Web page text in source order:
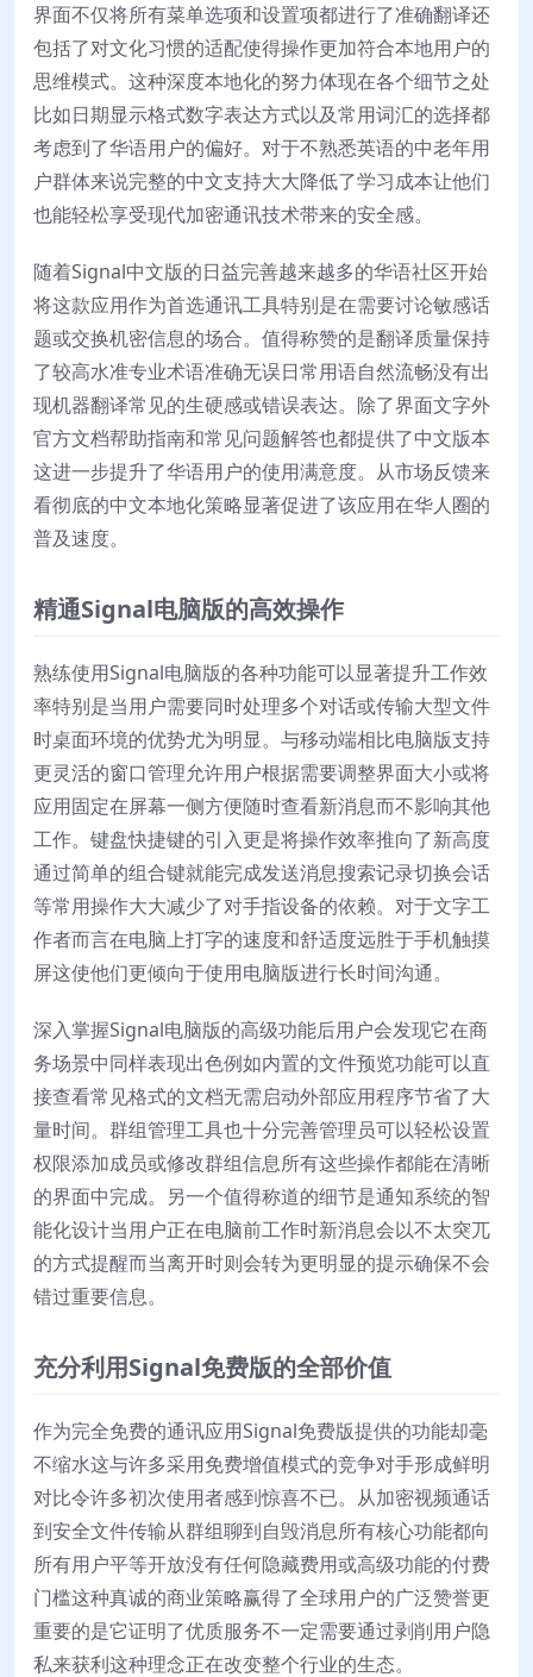
界面不仅将所有菜单选项和设置项都进行了准确翻译还
包括了对文化习惯的适配使得操作更加符合本地用户的
思维模式。这种深度本地化的努力体现在各个细节之处
比如日期显示格式数字表达方式以及常用词汇的选择都
考虑到了华语用户的偏好。对于不熟悉英语的中老年用
户群体来说完整的中文支持大大降低了学习成本让他们
也能轻松享受现代加密通讯技术带来的安全感。
随着Signal中文版的日益完善越来越多的华语社区开始
将这款应用作为首选通讯工具特别是在需要讨论敏感话
题或交换机密信息的场合。值得称赞的是翻译质量保持
了较高水准专业术语准确无误日常用语自然流畅没有出
现机器翻译常见的生硬感或错误表达。除了界面文字外
官方文档帮助指南和常见问题解答也都提供了中文版本
这进一步提升了华语用户的使用满意度。从市场反馈来
看彻底的中文本地化策略显著促进了该应用在华人圈的
普及速度。
精通Signal电脑版的高效操作
熟练使用Signal电脑版的各种功能可以显著提升工作效
率特别是当用户需要同时处理多个对话或传输大型文件
时桌面环境的优势尤为明显。与移动端相比电脑版支持
更灵活的窗口管理允许用户根据需要调整界面大小或将
应用固定在屏幕一侧方便随时查看新消息而不影响其他
工作。键盘快捷键的引入更是将操作效率推向了新高度
通过简单的组合键就能完成发送消息搜索记录切换会话
等常用操作大大减少了对手指设备的依赖。对于文字工
作者而言在电脑上打字的速度和舒适度远胜于手机触摸
屏这使他们更倾向于使用电脑版进行长时间沟通。
深入掌握Signal电脑版的高级功能后用户会发现它在商
务场景中同样表现出色例如内置的文件预览功能可以直
接查看常见格式的文档无需启动外部应用程序节省了大
量时间。群组管理工具也十分完善管理员可以轻松设置
权限添加成员或修改群组信息所有这些操作都能在清晰
的界面中完成。另一个值得称道的细节是通知系统的智
能化设计当用户正在电脑前工作时新消息会以不太突兀
的方式提醒而当离开时则会转为更明显的提示确保不会
错过重要信息。
充分利用Signal免费版的全部价值
作为完全免费的通讯应用Signal免费版提供的功能却毫
不缩水这与许多采用免费增值模式的竞争对手形成鲜明
对比令许多初次使用者感到惊喜不已。从加密视频通话
到安全文件传输从群组聊到自毁消息所有核心功能都向
所有用户平等开放没有任何隐藏费用或高级功能的付费
门槛这种真诚的商业策略赢得了全球用户的广泛赞誉更
重要的是它证明了优质服务不一定需要通过剥削用户隐
私来获利这种理念正在改变整个行业的生态。